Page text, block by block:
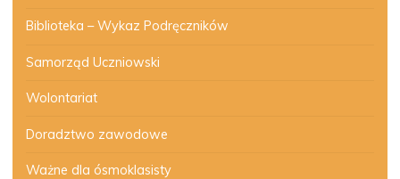
Biblioteka – Wykaz Podręczników
Samorząd Uczniowski
Wolontariat
Doradztwo zawodowe
Ważne dla ósmoklasisty